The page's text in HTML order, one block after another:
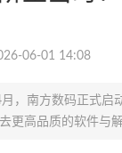
06-01 14:08
，南方数码正式启
更高品质的软件与解